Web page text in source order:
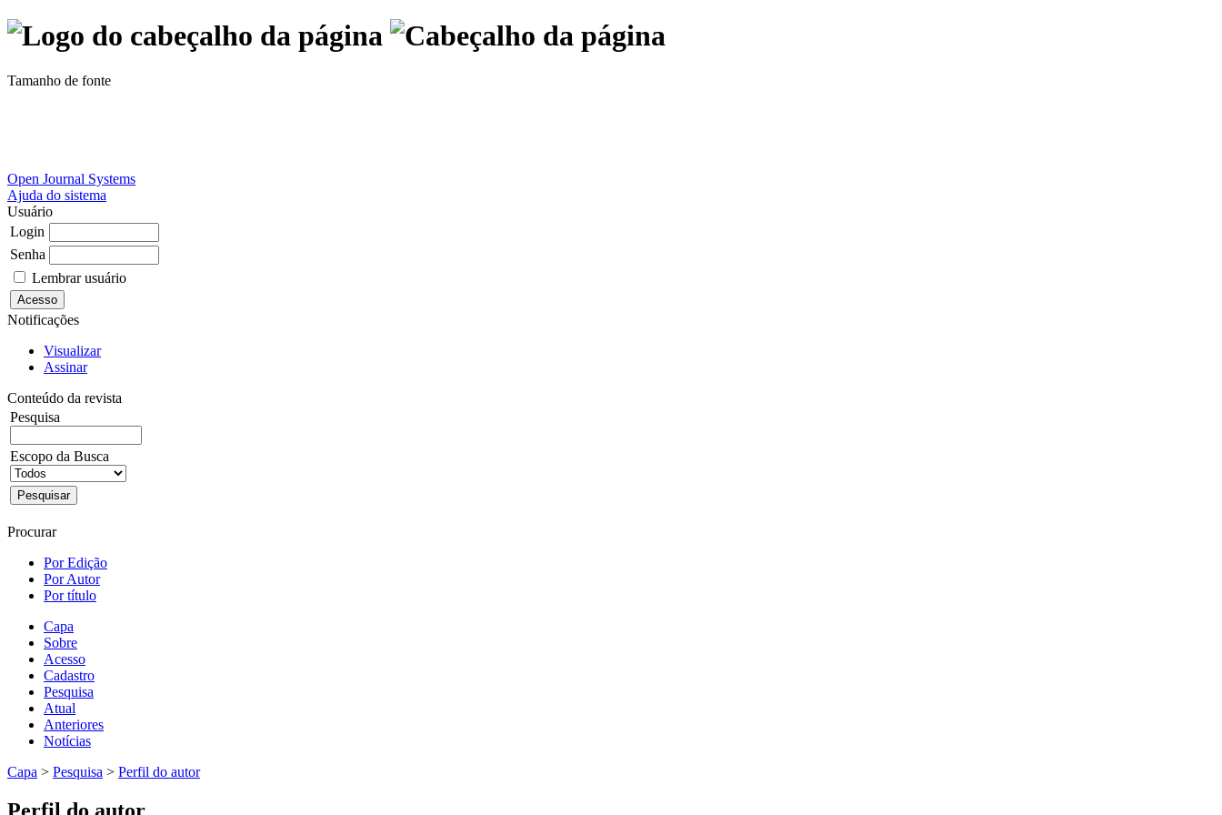
Tamanho de fonte
Open Journal Systems
Ajuda do sistema
Usuário
Login
Senha
Lembrar usuário
Notificações
Visualizar
Assinar
Conteúdo da revista
Pesquisa
Escopo da Busca
Procurar
Por Edição
Por Autor
Por título
Capa
Sobre
Acesso
Cadastro
Pesquisa
Atual
Anteriores
Notícias
Capa > Pesquisa > Perfil do autor
Perfil do autor